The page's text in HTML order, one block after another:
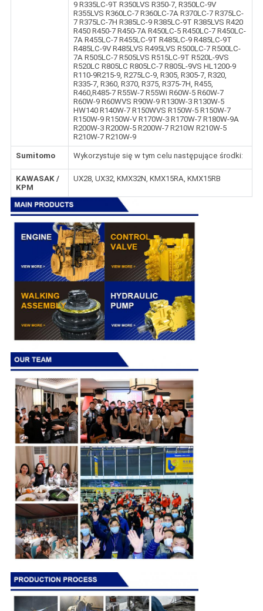
9 R335LC-9T R350LVS R350-7, R350LC-9V
R355LVS R360LC-7 R360LC-7A R370LC-7 R375LC-
7 R375LC-7H R385LC-9 R385LC-9T R385LVS R420
R450 R450-7 R450-7A R450LC-5 R450LC-7 R450LC-
7A R455LC-7 R455LC-9T R485LC-9 R485LC-9T
R485LC-9V R485LVS R495LVS R500LC-7 R500LC-
7A R505LC-7 R505LVS R515LC-9T R520L-9VS
R520LC R805LC R805LC-7 R805L-9VS HL1200-9
R110-9R215-9, R275LC-9, R305, R305-7, R320,
R335-7, R360, R370, R375, R375-7H, R455,
R460,R485-7 R55W-7 R55Wi R60W-5 R60W-7
R60W-9 R60WVS R90W-9 R130W-3 R130W-5
HW140 R140W-7 R150WVS R150W-5 R150W-7
R150W-9 R150W-V R170W-3 R170W-7 R180W-9A
R200W-3 R200W-5 R200W-7 R210W R210W-5
R210W-7 R210W-9
Sumitomo Wykorzystuje się w tym celu następujące środki:
KAWASAK /
KPM
UX28, UX32, KMX32N, KMX15RA, KMX15RB